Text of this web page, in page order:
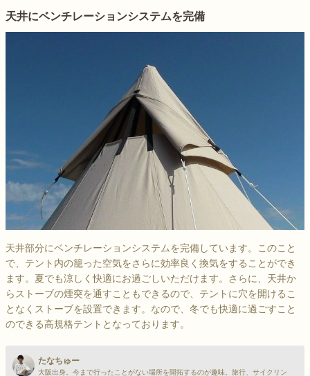
天井にベンチレーションシステムを完備
天井部分にベンチレーションシステムを完備しています。このこと
で、テント内の籠った空気をさらに効率良く換気をすることができ
ます。夏でも涼しく快適にお過ごしいただけます。さらに、天井か
らストーブの煙突を通すこともできるので、テントに穴を開けるこ
となくストーブを設置できます。なので、冬でも快適に過ごすこと
のできる高規格テントとなっております。
たなちゅー
大阪出身。今まで行ったことがない場所を開拓するのが趣味。旅行、サイクリン